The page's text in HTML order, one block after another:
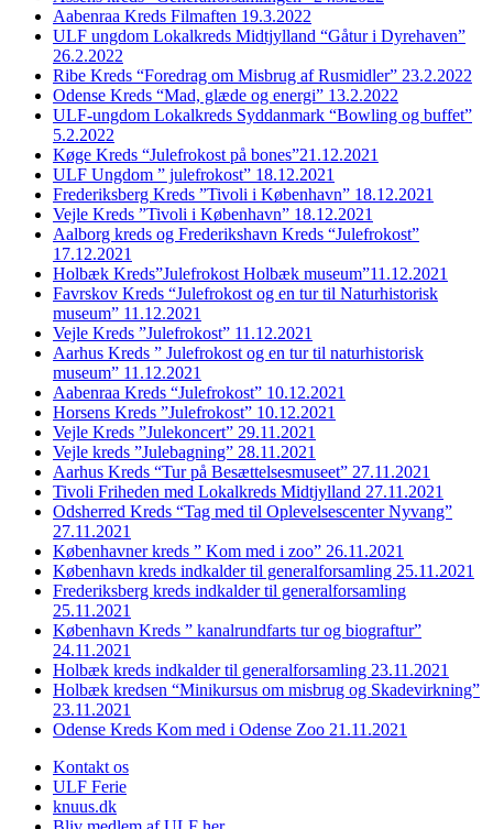
Aabenraa Kreds Filmaften 19.3.2022
ULF ungdom Lokalkreds Midtjylland “Gåtur i Dyrehaven”
26.2.2022
Ribe Kreds “Foredrag om Misbrug af Rusmidler” 23.2.2022
Odense Kreds “Mad, glæde og energi” 13.2.2022
ULF-ungdom Lokalkreds Syddanmark “Bowling og buffet”
5.2.2022
Køge Kreds “Julefrokost på bones”21.12.2021
ULF Ungdom ” julefrokost” 18.12.2021
Frederiksberg Kreds ”Tivoli i København” 18.12.2021
Vejle Kreds ”Tivoli i København” 18.12.2021
Aalborg kreds og Frederikshavn Kreds “Julefrokost”
17.12.2021
Holbæk Kreds”Julefrokost Holbæk museum”11.12.2021
Favrskov Kreds “Julefrokost og en tur til Naturhistorisk
museum” 11.12.2021
Vejle Kreds ”Julefrokost” 11.12.2021
Aarhus Kreds ” Julefrokost og en tur til naturhistorisk
museum” 11.12.2021
Aabenraa Kreds “Julefrokost” 10.12.2021
Horsens Kreds ”Julefrokost” 10.12.2021
Vejle Kreds ”Julekoncert” 29.11.2021
Vejle kreds ”Julebagning” 28.11.2021
Aarhus Kreds “Tur på Besættelsesmuseet” 27.11.2021
Tivoli Friheden med Lokalkreds Midtjylland 27.11.2021
Odsherred Kreds “Tag med til Oplevelsescenter Nyvang”
27.11.2021
Københavner kreds ” Kom med i zoo” 26.11.2021
København kreds indkalder til generalforsamling 25.11.2021
Frederiksberg kreds indkalder til generalforsamling
25.11.2021
København Kreds ” kanalrundfarts tur og biograftur”
24.11.2021
Holbæk kreds indkalder til generalforsamling 23.11.2021
Holbæk kredsen “Minikursus om misbrug og Skadevirkning”
23.11.2021
Odense Kreds Kom med i Odense Zoo 21.11.2021
Kontakt os
ULF Ferie
knuus.dk